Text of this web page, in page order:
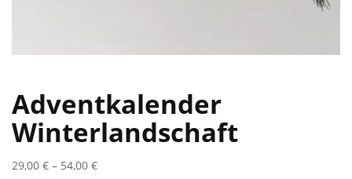
Adventkalender
Winterlandschaft
29,00 € – 54,00 €